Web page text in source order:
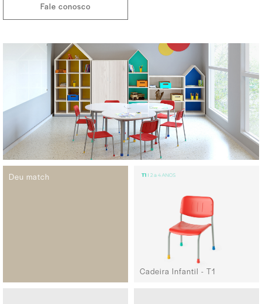
Fale conosco
Deu match
Cadeira Infantil - T1